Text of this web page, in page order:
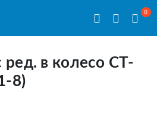
0
в колесо CT-
8)